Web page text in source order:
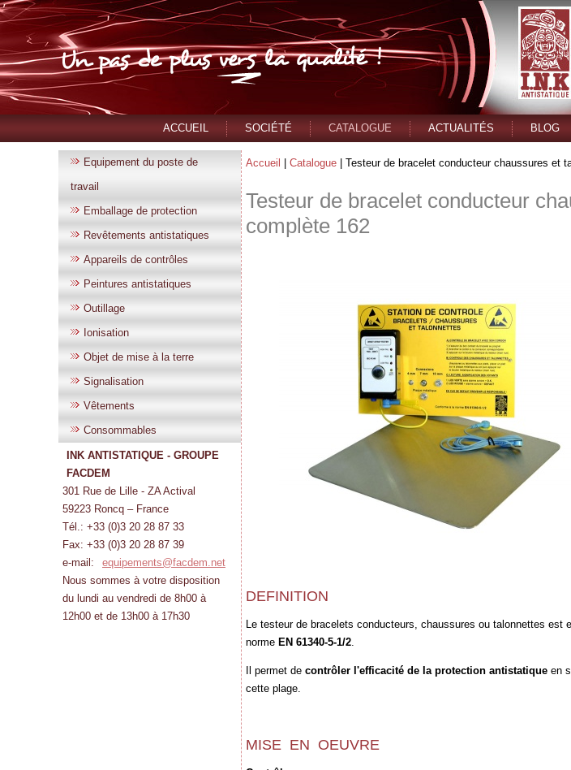
ACCUEIL SOCIÉTÉ CATALOGUE ACTUALITÉS BLOG
Equipement du poste de
travail
Emballage de protection
Revêtements antistatiques
Appareils de contrôles
Peintures antistatiques
Outillage
Ionisation
Objet de mise à la terre
Signalisation
Vêtements
Consommables
INK ANTISTATIQUE - GROUPE
FACDEM
301 Rue de Lille - ZA Actival
59223 Roncq – France
Tél.: +33 (0)3 20 28 87 33
Fax: +33 (0)3 20 28 87 39
e-mail:
equipements@facdem.net
Nous sommes à votre disposition
du lundi au vendredi de 8h00 à
12h00 et de 13h00 à 17h30
Accueil Catalogue Testeur de bracelet conducteur chaussures et
Testeur de bracelet conducteur
complète 162
DEFINITION
Le testeur de bracelets conducteurs, chaussures ou talonnettes
norme EN 61340-5-1/2.
Il permet de contrôler l'efficacité de la protection antistatique en
cette plage.
MISE EN OEUVRE